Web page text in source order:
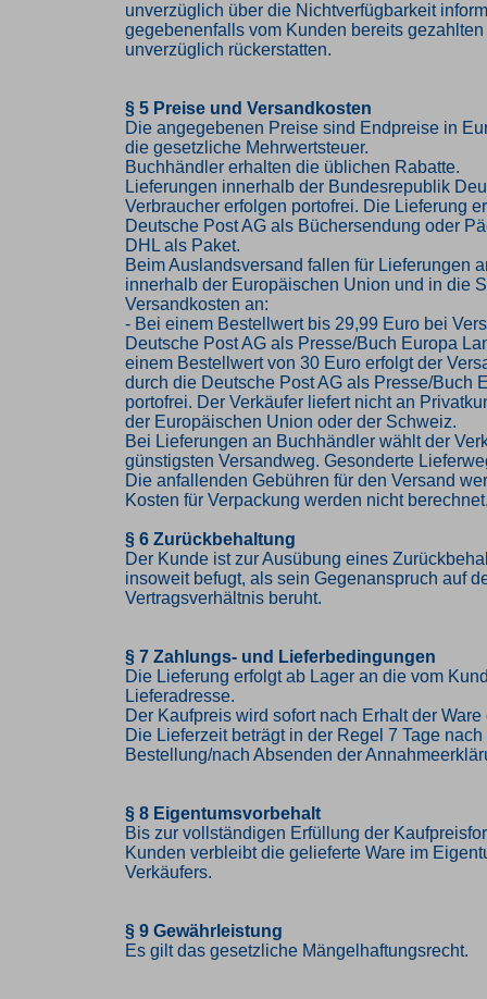
unverzüglich über die Nichtverfügbarkeit
gegebenenfalls vom Kunden bereits
unverzüglich rückerstatten.
§ 5 Preise und Versandkosten
Die angegebenen Preise sind Endpreise in
die gesetzliche Mehrwertsteuer.
Buchhändler erhalten die üblichen Rabatte.
Lieferungen innerhalb der Bundesrepublik
Verbraucher erfolgen portofrei. Die Lieferung
Deutsche Post AG als Büchersendung oder
DHL als Paket.
Beim Auslandsversand fallen für Lieferungen
innerhalb der Europäischen Union und in die
Versandkosten an:
- Bei einem Bestellwert bis 29,99 Euro bei
Deutsche Post AG als Presse/Buch Europa
einem Bestellwert von 30 Euro erfolgt der
durch die Deutsche Post AG als Presse/Buch
portofrei. Der Verkäufer liefert nicht an
der Europäischen Union oder der Schweiz.
Bei Lieferungen an Buchhändler wählt der
günstigsten Versandweg. Gesonderte
Die anfallenden Gebühren für den Versand
Kosten für Verpackung werden nicht
§ 6 Zurückbehaltung
Der Kunde ist zur Ausübung eines
insoweit befugt, als sein Gegenanspruch auf
Vertragsverhältnis beruht.
§ 7 Zahlungs- und Lieferbedingungen
Die Lieferung erfolgt ab Lager an die vom
Lieferadresse.
Der Kaufpreis wird sofort nach Erhalt der
Die Lieferzeit beträgt in der Regel 7 Tage
Bestellung/nach Absenden der
§ 8 Eigentumsvorbehalt
Bis zur vollständigen Erfüllung der
Kunden verbleibt die gelieferte Ware im
Verkäufers.
§ 9 Gewährleistung
Es gilt das gesetzliche Mängelhaftungsrecht.